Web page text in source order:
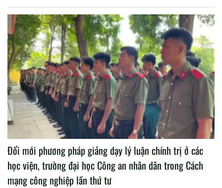
Đổi mới phương pháp giảng dạy lý luận chính trị ở các
học viện, trường đại học Công an nhân dân trong Cách
mạng công nghiệp lần thứ tư